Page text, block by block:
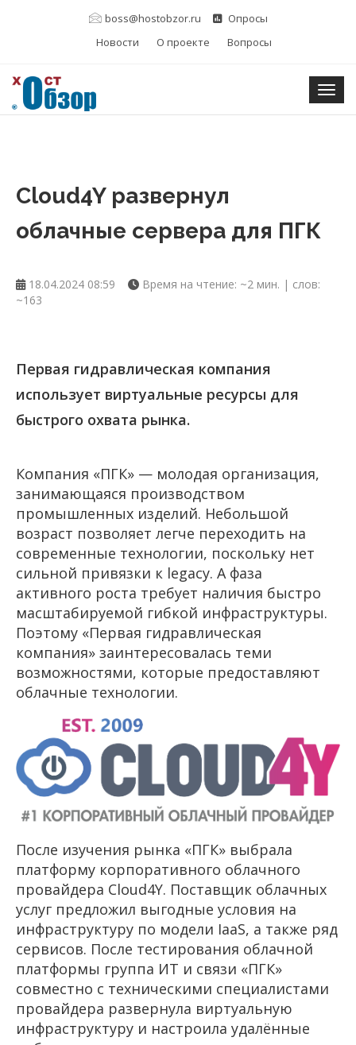
boss@hostobzor.ru
Опросы
Новости
О проекте Вопросы
Cloud4Y развернул
облачные сервера для ПГК
18.04.2024 08:59
Время на чтение: ~2 мин. | слов:
~163
Первая гидравлическая компания
использует виртуальные ресурсы для
быстрого охвата рынка.
Компания «ПГК» — молодая организация,
занимающаяся производством
промышленных изделий. Небольшой
возраст позволяет легче переходить на
современные технологии, поскольку нет
сильной привязки к legacy. А фаза
активного роста требует наличия быстро
масштабируемой гибкой инфраструктуры.
Поэтому «Первая гидравлическая
компания» заинтересовалась теми
возможностями, которые предоставляют
облачные технологии.
После изучения рынка «ПГК» выбрала
платформу корпоративного облачного
провайдера Cloud4Y. Поставщик облачных
услуг предложил выгодные условия на
инфраструктуру по модели IaaS, а также ряд
сервисов. После тестирования облачной
платформы группа ИТ и связи «ПГК»
совместно с техническими специалистами
провайдера развернула виртуальную
инфраструктуру и настроила удалённые